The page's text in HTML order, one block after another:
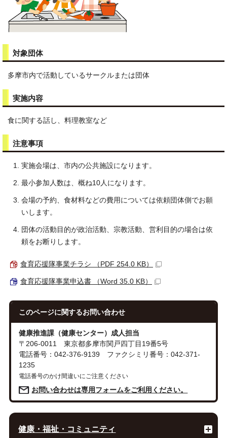
対象団体
多摩市内で活動しているサークルまたは団体
実施内容
食に関する話し、料理教室など
注意事項
実施会場は、市内の公共施設になります。
最小参加人数は、概ね10人になります。
会場の予約、食材料などの費用については依頼団体側でお願
いします。
団体の活動目的が政治活動、宗教活動、営利目的の場合は依
頼をお断りします。
食育応援隊事業チラシ （PDF 254.0 KB）
食育応援隊事業申込書 （Word 35.0 KB）
このページに関するお問い合わせ
健康推進課（健康センター）成人担当
〒206-0011 東京都多摩市関戸四丁目19番5号
電話番号：042-376-9139 ファクシミリ番号：042-371-
1235
電話番号のかけ間違いにご注意ください
お問い合わせは専用フォームをご利用ください。
健康・福祉・コミュニティ